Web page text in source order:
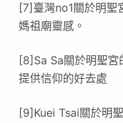
[7]臺灣no1關於明聖
媽祖廟靈感。
[8]Sa Sa關於明聖宮
提供信仰的好去處
[9]Kuei Tsai關於明